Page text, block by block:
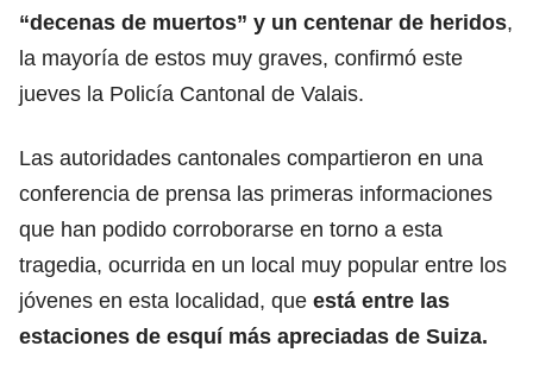
“decenas de muertos” y un centenar de heridos,
la mayoría de estos muy graves, confirmó este
jueves la Policía Cantonal de Valais.
Las autoridades cantonales compartieron en una
conferencia de prensa las primeras informaciones
que han podido corroborarse en torno a esta
tragedia, ocurrida en un local muy popular entre los
jóvenes en esta localidad, que está entre las
estaciones de esquí más apreciadas de Suiza.